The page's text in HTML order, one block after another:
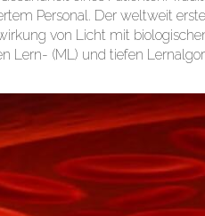
Personal. Der weltweit
von Licht mit
(ML) und tiefen